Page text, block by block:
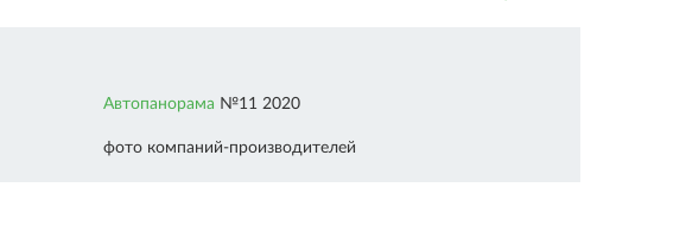
Автопанорама №11 2020
фото компаний-производителей